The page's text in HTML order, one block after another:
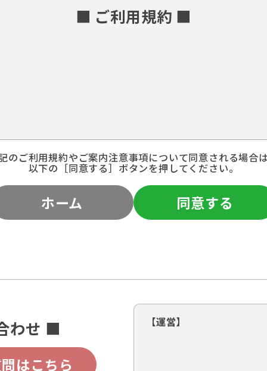
■ ご利用規約 ■
のご利用規約やご案内注意事項について同意される場合
以下の［同意する］ボタンを押してください。
ホーム 同意する
わせ ■
はこちら
【運営】